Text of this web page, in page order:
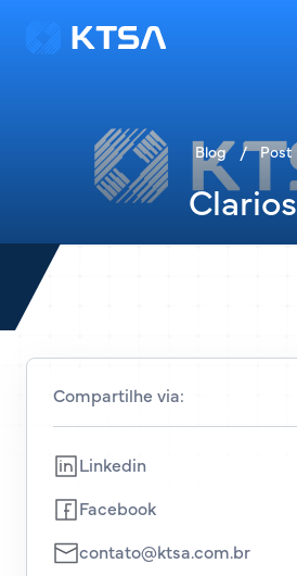
Blog / Post
Clarios
Compartilhe via:
Linkedin
Facebook
contato@ktsa.com.br